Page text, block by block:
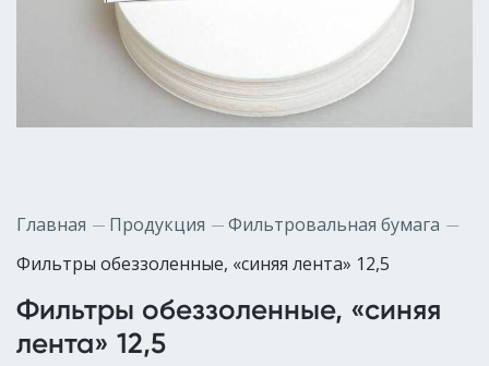
Главная Продукция
Фильтровальная бумага
Фильтры обеззоленные, «синяя лента» 12,5
Фильтры обеззоленные, «синяя
лента» 12,5